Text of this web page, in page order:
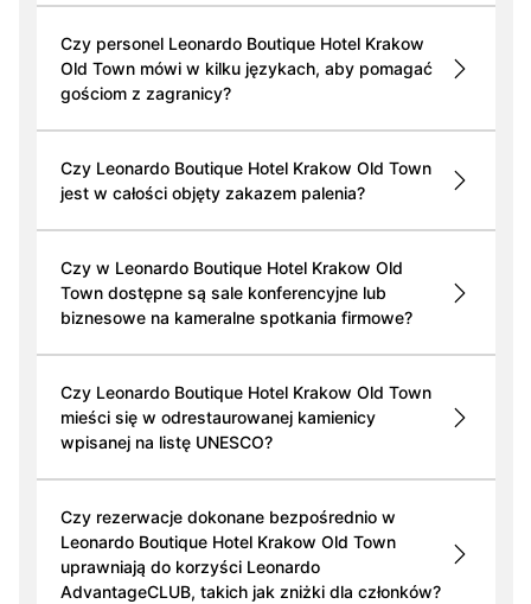
Czy personel Leonardo Boutique Hotel Krakow
Old Town mówi w kilku językach, aby pomagać
gościom z zagranicy?
Czy Leonardo Boutique Hotel Krakow Old Town
jest w całości objęty zakazem palenia?
Czy w Leonardo Boutique Hotel Krakow Old
Town dostępne są sale konferencyjne lub
biznesowe na kameralne spotkania firmowe?
Czy Leonardo Boutique Hotel Krakow Old Town
mieści się w odrestaurowanej kamienicy
wpisanej na listę UNESCO?
Czy rezerwacje dokonane bezpośrednio w
Leonardo Boutique Hotel Krakow Old Town
uprawniają do korzyści Leonardo
AdvantageCLUB, takich jak zniżki dla członków?